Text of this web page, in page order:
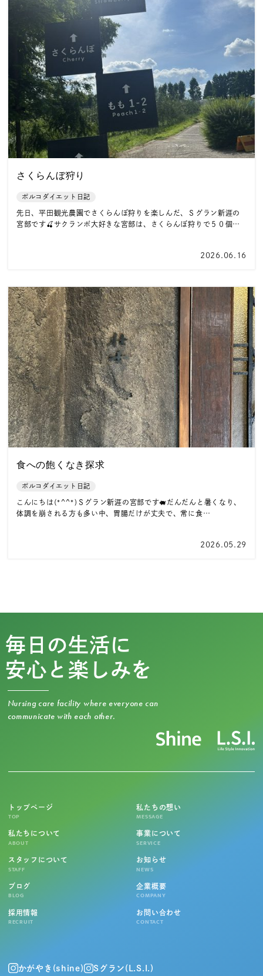
さくらんぼ狩り
ポルコダイエット日記
先日、平田観光農園でさくらんぼ狩りを楽しんだ、Ｓグラン新涯の
宮部です🍒サクランボ大好きな宮部は、さくらんぼ狩りで５０個…
2026.06.16
食への飽くなき探求
ポルコダイエット日記
こんにちは(*^^*)Ｓグラン新涯の宮部です🐖だんだんと暑くなり、
体調を崩される方も多い中、胃腸だけが丈夫で、常に食…
2026.05.29
毎日の生活に
安心と楽しみを
Nursing care facility where everyone can
communicate with each other.
トップページ
TOP
私たちの想い
MESSAGE
私たちについて
ABOUT
事業について
SERVICE
スタッフについて
STAFF
お知らせ
NEWS
ブログ
BLOG
企業概要
COMPANY
採用情報
RECRUIT
お問い合わせ
CONTACT
かがやき(shine) Sグラン(L.S.I.)